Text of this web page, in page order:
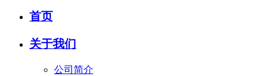
首页
关于我们
公司简介